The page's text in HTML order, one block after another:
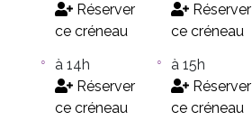
Réserver
ce créneau
Réserver
ce créneau
à 14h
Réserver
ce créneau
à 15h
Réserver
ce créneau